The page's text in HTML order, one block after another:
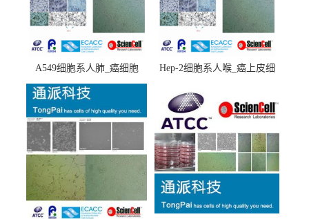
A549细胞系人肺_癌细胞
(A549细胞)
Hep-2细胞系人喉_癌上皮细